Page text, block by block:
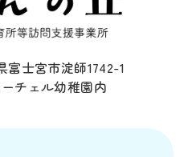
士宮市淀師1742-1
チェル幼稚園内